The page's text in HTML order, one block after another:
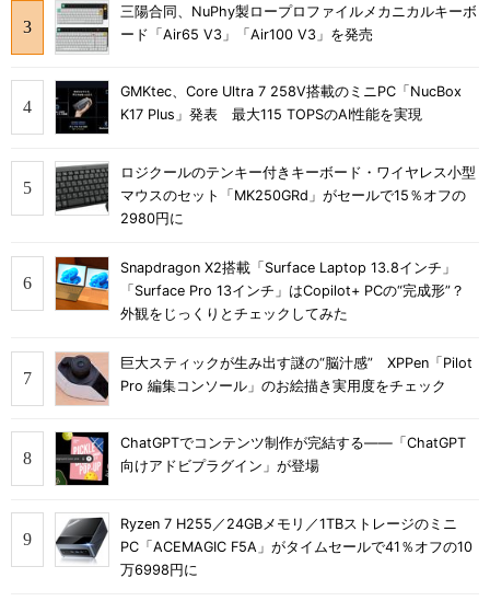
三陽合同、NuPhy製ロープロファイルメカニカルキーボ
ード「Air65 V3」「Air100 V3」を発売
GMKtec、Core Ultra 7 258V搭載のミニPC「NucBox
K17 Plus」発表 最大115 TOPSのAI性能を実現
ロジクールのテンキー付きキーボード・ワイヤレス小型
マウスのセット「MK250GRd」がセールで15％オフの
2980円に
Snapdragon X2搭載「Surface Laptop 13.8インチ」
「Surface Pro 13インチ」はCopilot+ PCの“完成形”？
外観をじっくりとチェックしてみた
巨大スティックが生み出す謎の“脳汁感” XPPen「Pilot
Pro 編集コンソール」のお絵描き実用度をチェック
ChatGPTでコンテンツ制作が完結する――「ChatGPT
向けアドビプラグイン」が登場
Ryzen 7 H255／24GBメモリ／1TBストレージのミニ
PC「ACEMAGIC F5A」がタイムセールで41％オフの10
万6998円に